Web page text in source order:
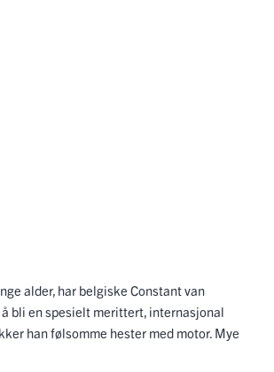
alder, har belgiske Constant van
bli en spesielt merittert, internasjonal
han følsomme hester med motor. Mye